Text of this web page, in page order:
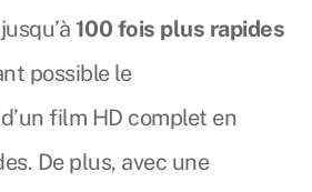
100 fois plus rapides
possible le
film HD complet en
De plus, avec une